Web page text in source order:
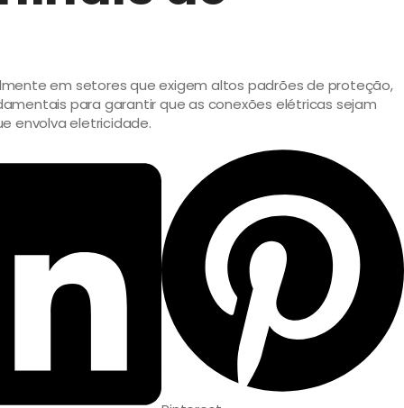
em setores que exigem altos padrões de proteção,
para garantir que as conexões elétricas sejam
envolva eletricidade.